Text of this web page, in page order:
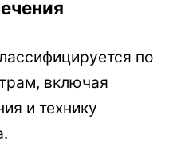
по
включая
и технику